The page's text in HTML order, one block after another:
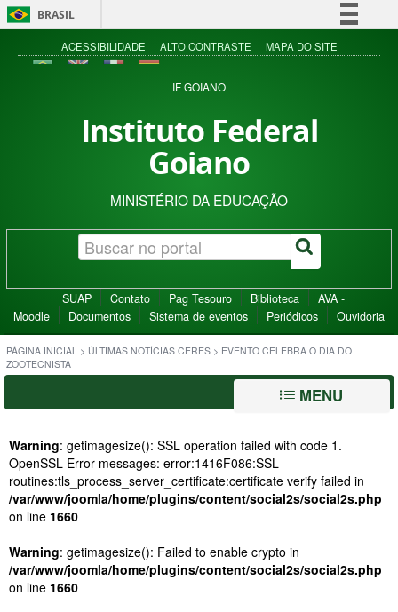
BRASIL
Simplifique!
Acesso à informação
ACESSIBILIDADE ALTO CONTRASTE MAPA DO SITE
IF GOIANO
Instituto Federal
Goiano
MINISTÉRIO DA EDUCAÇÃO
SUAP Contato Pag Tesouro Biblioteca
AVA -
Moodle
Documentos Sistema de eventos Periódicos Ouvidoria
PÁGINA INICIAL > ÚLTIMAS NOTÍCIAS CERES > EVENTO CELEBRA O DIA DO
ZOOTECNISTA
MENU
Warning: getimagesize(): SSL operation failed with code 1.
OpenSSL Error messages: error:1416F086:SSL
routines:tls_process_server_certificate:certificate verify failed in
/var/www/joomla/home/plugins/content/social2s/social2s.php
on line 1660
Warning: getimagesize(): Failed to enable crypto in
/var/www/joomla/home/plugins/content/social2s/social2s.php
on line 1660